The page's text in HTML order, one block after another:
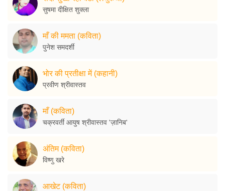
सुषमा दीक्षित शुक्ला
माँ की ममता (कविता)
पुनेश समदर्शी
भोर की प्रतीक्षा में (कहानी)
प्रवीण श्रीवास्तव
माँ (कविता)
चक्रवर्ती आयुष श्रीवास्तव 'ज़ानिब'
अंतिम (कविता)
विष्णु खरे
आखेट (कविता)